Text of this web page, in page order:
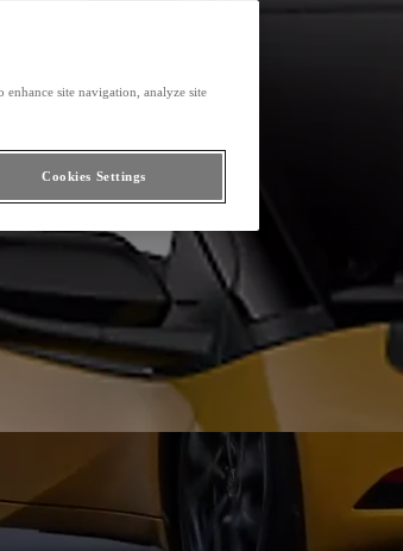
site navigation, analyze site
Cookies Settings